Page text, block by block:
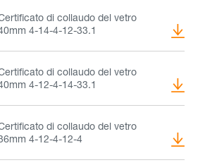
di collaudo del vetro
4-14-4-12-33.1
di collaudo del vetro
4-12-4-14-33.1
di collaudo del vetro
4-12-4-12-4